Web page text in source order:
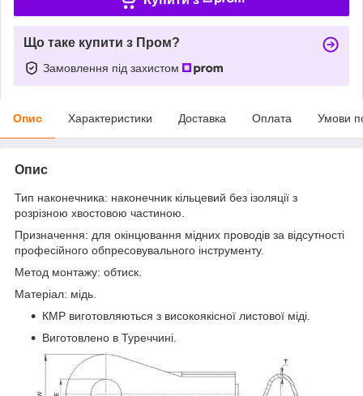
Що таке купити з Пром?
Замовлення під захистом
Опис Характеристики Доставка Оплата Умови
Опис
Тип наконечника: наконечник кільцевий без ізоляції з
розрізною хвостовою частиною.
Призначення: для окінцювання мідних проводів за відсутності
професійного обпресовувального інструменту.
Метод монтажу: обтиск.
Матеріал: мідь.
КМР виготовляються з високоякісної листової міді.
Виготовлено в Туреччині.